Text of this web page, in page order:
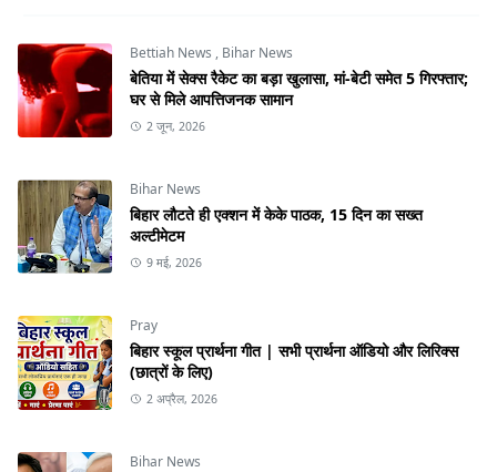
Bettiah News , Bihar News
बेतिया में सेक्स रैकेट का बड़ा खुलासा, मां-बेटी समेत 5 गिरफ्तार;
घर से मिले आपत्तिजनक सामान
2 जून, 2026
Bihar News
बिहार लौटते ही एक्शन में केके पाठक, 15 दिन का सख्त
अल्टीमेटम
9 मई, 2026
Pray
बिहार स्कूल प्रार्थना गीत | सभी प्रार्थना ऑडियो और लिरिक्स
(छात्रों के लिए)
2 अप्रैल, 2026
Bihar News